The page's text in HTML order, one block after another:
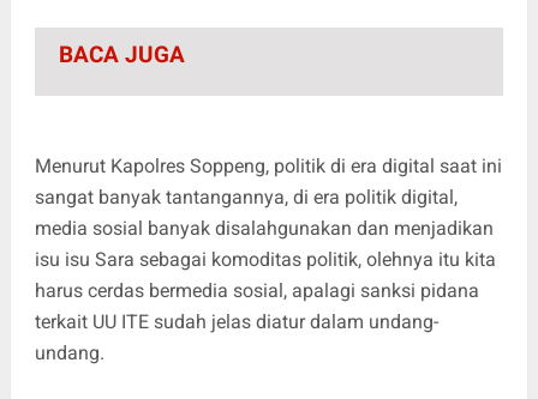
BACA JUGA
Menurut Kapolres Soppeng, politik di era digital saat ini
sangat banyak tantangannya, di era politik digital,
media sosial banyak disalahgunakan dan menjadikan
isu isu Sara sebagai komoditas politik, olehnya itu kita
harus cerdas bermedia sosial, apalagi sanksi pidana
terkait UU ITE sudah jelas diatur dalam undang-
undang.